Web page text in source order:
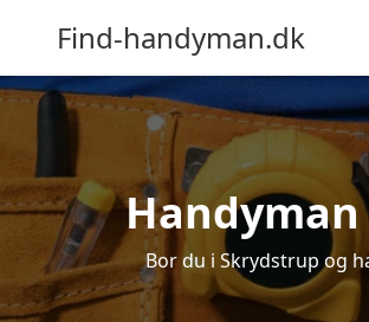
Find-handyman.dk
Bor du i Skrydstrup og